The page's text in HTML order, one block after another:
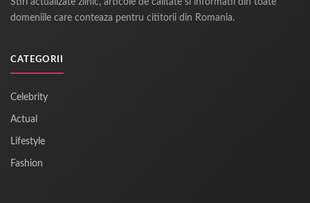
Stiri actualizate zilnic, articole de calitate si informatii din toate
domeniile care conteaza pentru cititorii din Romania.
CATEGORII
Celebrity
Actual
Lifestyle
Fashion